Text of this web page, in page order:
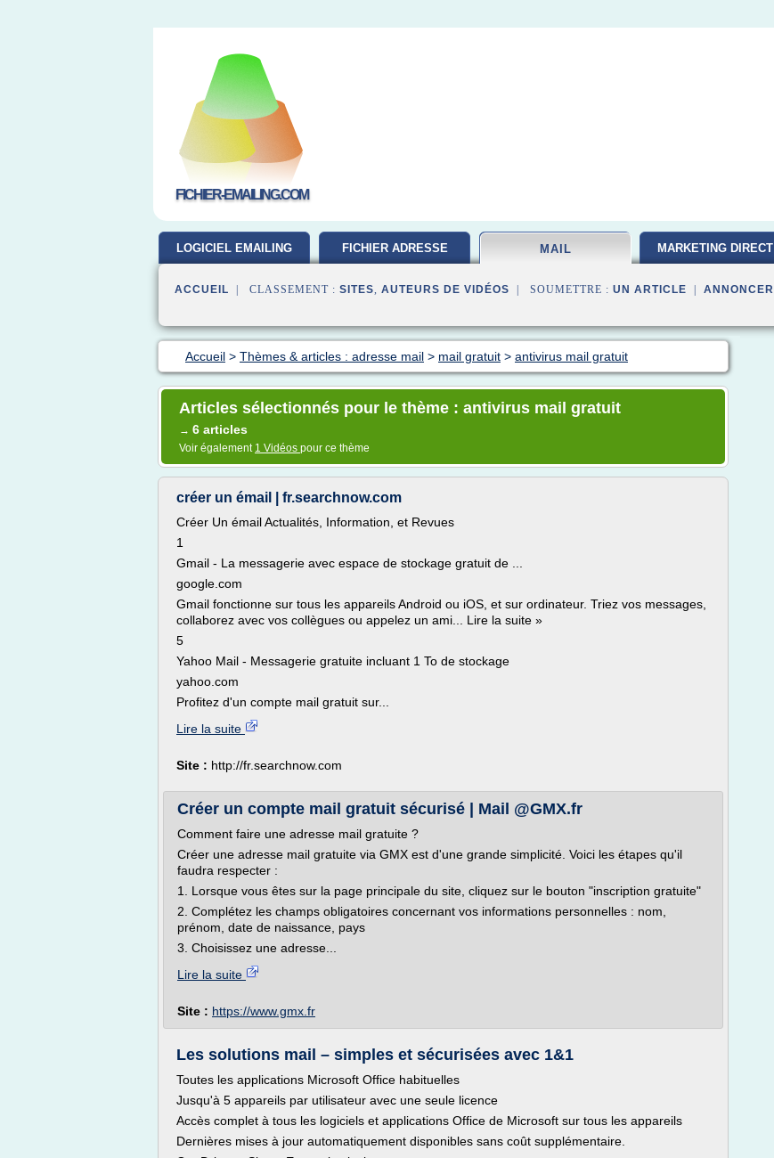
FICHIER-EMAILING.COM
LOGICIEL EMAILING FICHIER ADRESSE MAIL MARKETING DIRECT
ACCUEIL | CLASSEMENT : SITES, AUTEURS DE VIDÉOS | SOUMETTRE : UN ARTICLE ANNONCER
Accueil > Thèmes & articles : adresse mail > mail gratuit > antivirus mail gratuit
Articles sélectionnés pour le thème : antivirus mail gratuit
→ 6 articles
Voir également 1 Vidéos pour ce thème
créer un émail | fr.searchnow.com
Créer Un émail Actualités, Information, et Revues
1
Gmail - La messagerie avec espace de stockage gratuit de ...
google.com
Gmail fonctionne sur tous les appareils Android ou iOS, et sur ordinateur. Triez vos messages,
collaborez avec vos collègues ou appelez un ami... Lire la suite »
5
Yahoo Mail - Messagerie gratuite incluant 1 To de stockage
yahoo.com
Profitez d'un compte mail gratuit sur...
Lire la suite
Site : http://fr.searchnow.com
Créer un compte mail gratuit sécurisé | Mail @GMX.fr
Comment faire une adresse mail gratuite ?
Créer une adresse mail gratuite via GMX est d'une grande simplicité. Voici les étapes qu'il
faudra respecter :
1. Lorsque vous êtes sur la page principale du site, cliquez sur le bouton "inscription gratuite"
2. Complétez les champs obligatoires concernant vos informations personnelles : nom,
prénom, date de naissance, pays
3. Choisissez une adresse...
Lire la suite
Site : https://www.gmx.fr
Les solutions mail – simples et sécurisées avec 1&1
Toutes les applications Microsoft Office habituelles
Jusqu'à 5 appareils par utilisateur avec une seule licence
Accès complet à tous les logiciels et applications Office de Microsoft sur tous les appareils
Dernières mises à jour automatiquement disponibles sans coût supplémentaire.